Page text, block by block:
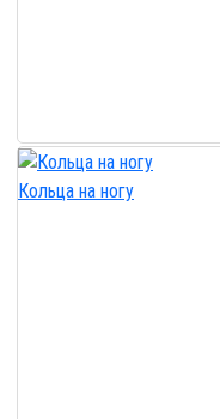
Кольца на ногу